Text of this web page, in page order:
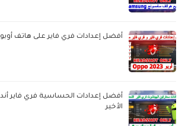
أفضل إعدادات فري فاير على هاتف أوبو Oppo 2026
الأخير